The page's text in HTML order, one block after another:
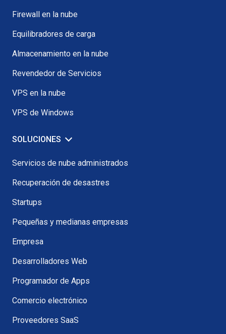
Firewall en la nube
Equilibradores de carga
Almacenamiento en la nube
Revendedor de Servicios
VPS en la nube
VPS de Windows
SOLUCIONES
Servicios de nube administrados
Recuperación de desastres
Startups
Pequeñas y medianas empresas
Empresa
Desarrolladores Web
Programador de Apps
Comercio electrónico
Proveedores SaaS